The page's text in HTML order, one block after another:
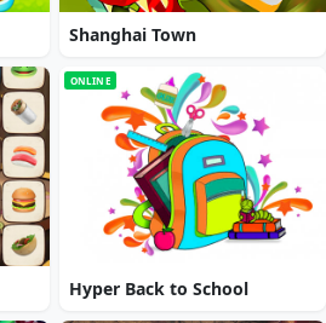
Shanghai Town
ONLINE
Hyper Back to School